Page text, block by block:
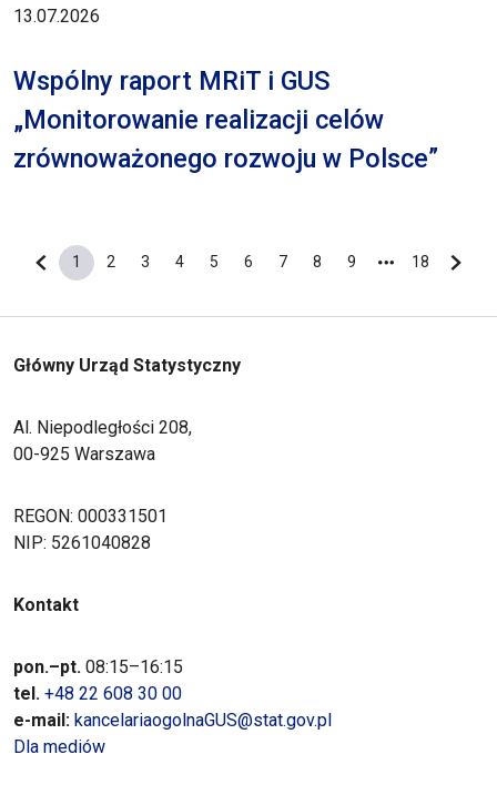
13.07.2026
Wspólny raport MRiT i GUS
„Monitorowanie realizacji celów
zrównoważonego rozwoju w Polsce”
Poprzednia strona
Bieżąca strona
1
Strona
2
Strona
3
Strona
4
Strona
5
Strona
6
Strona
7
Strona
8
Strona
9
Ostatnia
18
Główny Urząd Statystyczny
Al. Niepodległości 208,
00-925 Warszawa
REGON: 000331501
NIP: 5261040828
Kontakt
pon.–pt. 08:15–16:15
tel. +48 22 608 30 00
e-mail: kancelariaogolnaGUS@stat.gov.pl
Dla mediów